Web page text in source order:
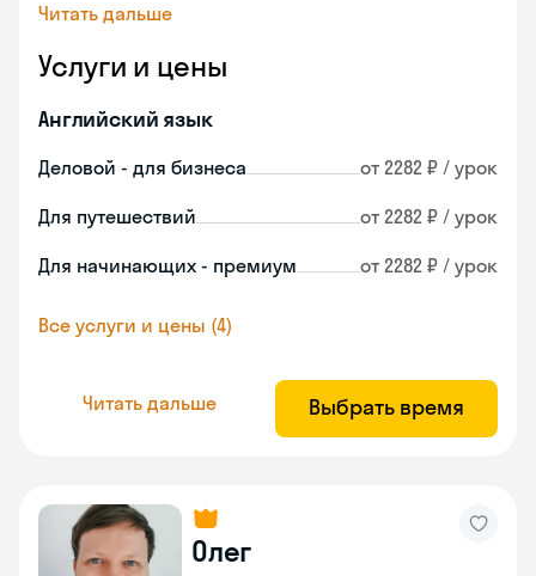
Читать дальше
Услуги и цены
Английский язык
Деловой - для бизнеса от 2282 ₽ / урок
Для путешествий от 2282 ₽ / урок
Для начинающих - премиум от 2282 ₽ / урок
Все услуги и цены (4)
Читать дальше Выбрать время
Олег